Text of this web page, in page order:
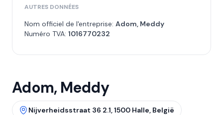
AUTRES DONNÉES
Nom officiel de l'entreprise: Adom, Meddy
Numéro TVA: 1016770232
Adom, Meddy
Nijverheidsstraat 36 2.1, 1500 Halle, België